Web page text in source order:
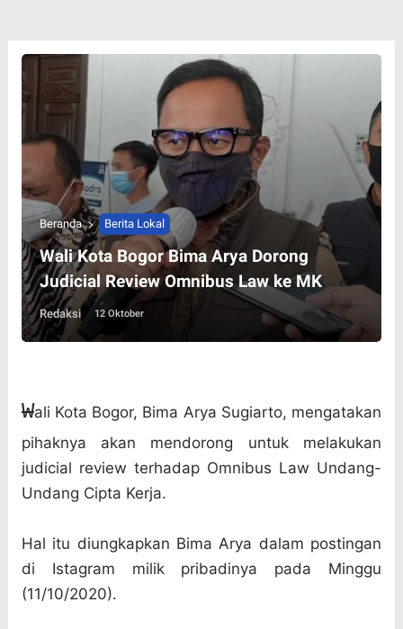
Beranda Berita Lokal
Wali Kota Bogor Bima Arya Dorong
Judicial Review Omnibus Law ke MK
Redaksi 12 Oktober
Wali Kota Bogor, Bima Arya Sugiarto, mengatakan
pihaknya akan mendorong untuk melakukan
judicial review terhadap Omnibus Law Undang-
Undang Cipta Kerja.
Hal itu diungkapkan Bima Arya dalam postingan
di Istagram milik pribadinya pada Minggu
(11/10/2020).